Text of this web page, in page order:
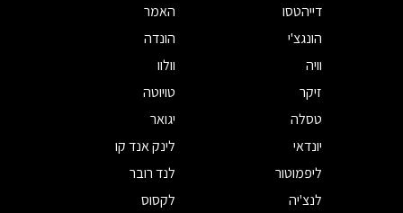
דייהטסו
האמר
הונגצ'י
הונדה
וויה
וולוו
זיקר
טויוטה
טסלה
יגואר
יונדאי
לינק אנד קו
ליפמוטור
לנד רובר
לנצ'יה
לקסוס